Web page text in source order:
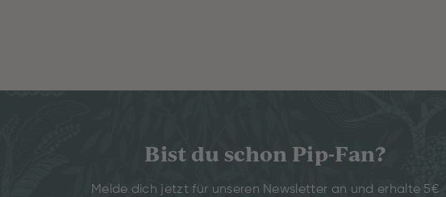
Bist du schon Pip-Fan?
Melde dich jetzt für unseren Newsletter an und erhalte 5€